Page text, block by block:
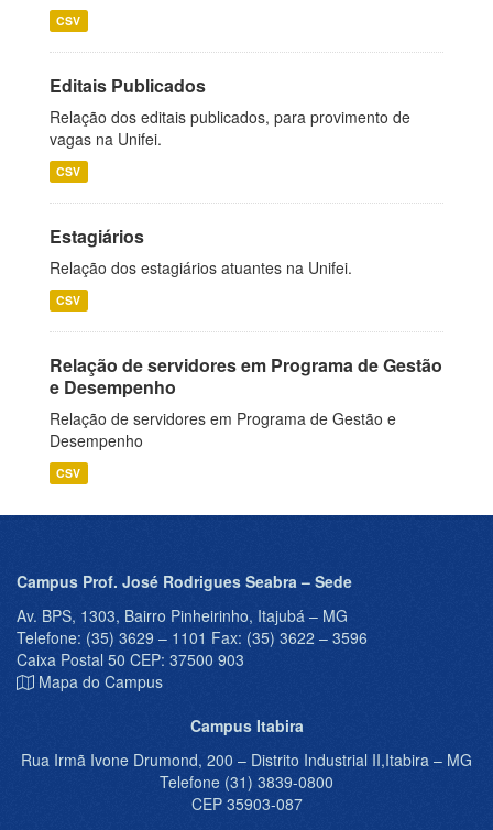
CSV
Editais Publicados
Relação dos editais publicados, para provimento de
vagas na Unifei.
CSV
Estagiários
Relação dos estagiários atuantes na Unifei.
CSV
Relação de servidores em Programa de Gestão
e Desempenho
Relação de servidores em Programa de Gestão e
Desempenho
CSV
Campus Prof. José Rodrigues Seabra – Sede
Av. BPS, 1303, Bairro Pinheirinho, Itajubá – MG
Telefone: (35) 3629 – 1101 Fax: (35) 3622 – 3596
Caixa Postal 50 CEP: 37500 903
Mapa do Campus
Campus Itabira
Rua Irmã Ivone Drumond, 200 – Distrito Industrial II,Itabira – MG
Telefone (31) 3839-0800
CEP 35903-087